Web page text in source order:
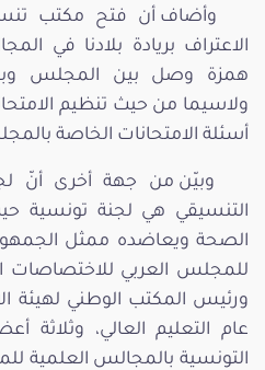
وأضاف أن فتح مكتب
الاعتراف بريادة بلادنا في
همزة وصل بين المجلس
ولاسيما من حيث تنظيم
أسئلة الامتحانات الخاصة
وبيّن من جهة أخرى أنّ
التنسيقي هي لجنة تونسية
الصحة ويعاضده ممثل
للمجلس العربي للاختصاصات
ورئيس المكتب الوطني لهيئة
عام التعليم العالي، وثلاثة
التونسية بالمجالس العلمية